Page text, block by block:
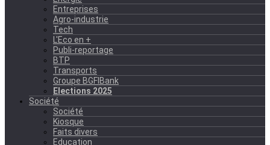
Entreprises
Agro-industrie
Tech
L'Eco en +
Publi-reportage
BTP
Transports
Groupe BGFIBank
Elections 2025
Société
Société
Kiosque
Faits divers
Education